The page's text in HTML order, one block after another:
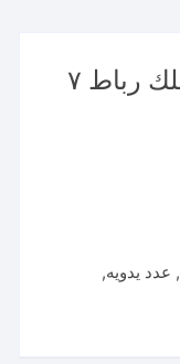
THT260702 كماشه سلك رباط ٧
, عدد يدويه,